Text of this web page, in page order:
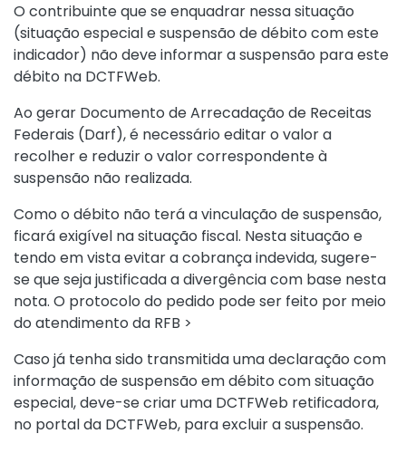
O contribuinte que se enquadrar nessa situação
(situação especial e suspensão de débito com este
indicador) não deve informar a suspensão para este
débito na DCTFWeb.
Ao gerar Documento de Arrecadação de Receitas
Federais (Darf), é necessário editar o valor a
recolher e reduzir o valor correspondente à
suspensão não realizada.
Como o débito não terá a vinculação de suspensão,
ficará exigível na situação fiscal. Nesta situação e
tendo em vista evitar a cobrança indevida, sugere-
se que seja justificada a divergência com base nesta
nota. O protocolo do pedido pode ser feito por meio
do atendimento da RFB >
Caso já tenha sido transmitida uma declaração com
informação de suspensão em débito com situação
especial, deve-se criar uma DCTFWeb retificadora,
no portal da DCTFWeb, para excluir a suspensão.